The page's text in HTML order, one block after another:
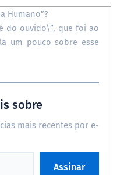
Humano”?
do ouvido\”, que foi ao
um pouco sobre esse
sobre
mais recentes por e-
Assinar